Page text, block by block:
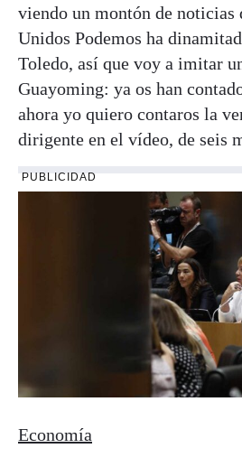
viendo un montón de noticias
Unidos Podemos ha
Toledo, así que voy a imitar
Guayoming: ya os han
ahora yo quiero contaros la
dirigente en el vídeo, de seis
PUBLICIDAD
Economía